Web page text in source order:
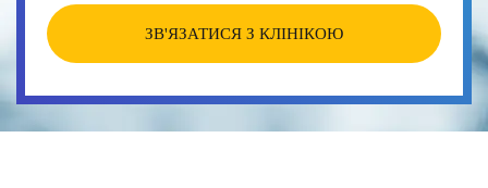
ЗВ'ЯЗАТИСЯ З КЛІНІКОЮ